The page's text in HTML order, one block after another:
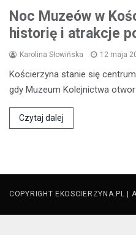
Noc Muzeów w
historię i atrakcje
Karolina Słowińska 12 maja
Kościerzyna stanie się
gdy Muzeum Kolejnictwa
Czytaj dalej
COPYRIGHT EKOSCIERZYNA.PL |